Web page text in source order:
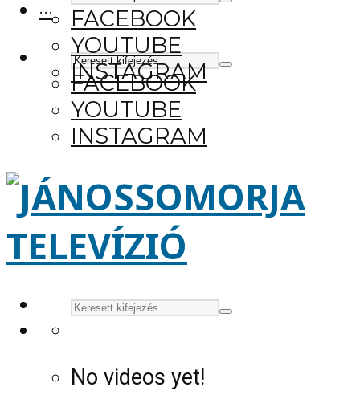
FACEBOOK
YOUTUBE
INSTAGRAM
···
FACEBOOK
YOUTUBE
INSTAGRAM
No videos yet!